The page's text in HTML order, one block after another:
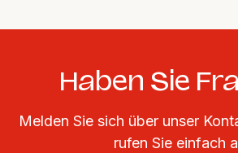
Haben Sie
Melden Sie sich über unser
rufen Sie einfach